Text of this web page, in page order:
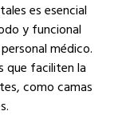
es esencial
y funcional
médico.
que faciliten la
como camas